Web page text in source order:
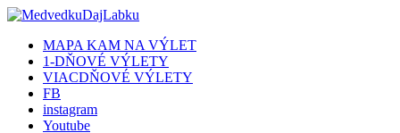
MAPA KAM NA VÝLET
1-DŇOVÉ VÝLETY
VIACDŇOVÉ VÝLETY
FB
instagram
Youtube